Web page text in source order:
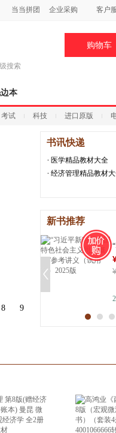
当当拼团 企业采购 客户
搜索
购物车
本
考试 科技 进口原版
8 9
书讯快递
医学精品教材大全
经济管理精品教材
语言类精品教材大全
新书推荐